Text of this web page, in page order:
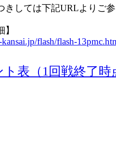
きしては下記URLよりご
flash/flash-
ト表（1回戦終了時